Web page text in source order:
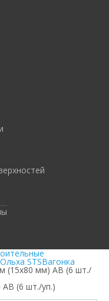
STSВагонка
(15х80 мм) АВ (6 шт./
АВ (6 шт./уп.)